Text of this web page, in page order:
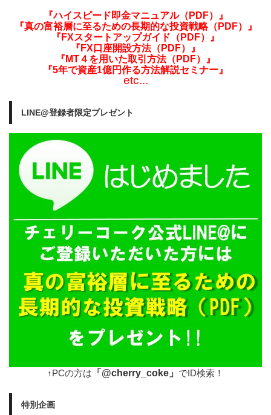
『ハイスピード即金マニュアル（PDF）』
『真の富裕層に至るための長期的な投資戦略（PDF）』
『FXスタートアップガイド（PDF）』
『FX口座開設方法（PDF）』
『MT４を用いた取引方法（PDF）』
『5年で資産1億円作る方法解説セミナー』
etc...
LINE@登録者限定プレゼント
↑PCの方は 「@cherry_coke」 でID検索！
特別企画